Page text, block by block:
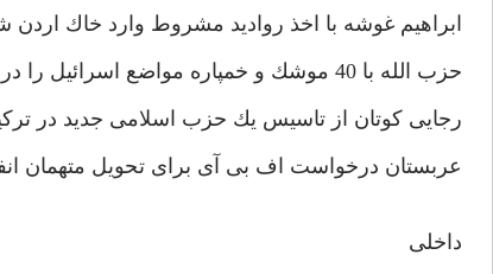
ابراهيم غوشه با اخذ رواديد مشروط وارد خاك اردن شد.(10/
حزب الله با 40 موشك و خمپاره مواضع اسرائيل را درهم كوبيد.(11/4/80)
رجايى كوتان از تاسيس يك حزب اسلامى جديد در
عربستان درخواست اف بى آى براى تحويل متهمان انفجار
داخلى